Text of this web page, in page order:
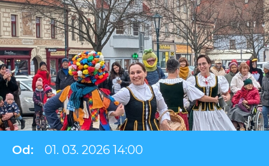
Od:
01. 03. 2026 14:00